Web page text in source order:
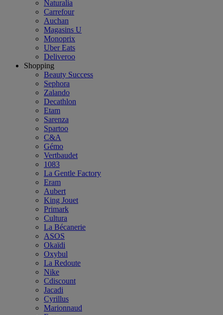
Naturalia
Carrefour
Auchan
Magasins U
Monoprix
Uber Eats
Deliveroo
Shopping
Beauty Success
Sephora
Zalando
Decathlon
Etam
Sarenza
Spartoo
C&A
Gémo
Vertbaudet
1083
La Gentle Factory
Eram
Aubert
King Jouet
Primark
Cultura
La Bécanerie
ASOS
Okaïdi
Oxybul
La Redoute
Nike
Cdiscount
Jacadi
Cyrillus
Marionnaud